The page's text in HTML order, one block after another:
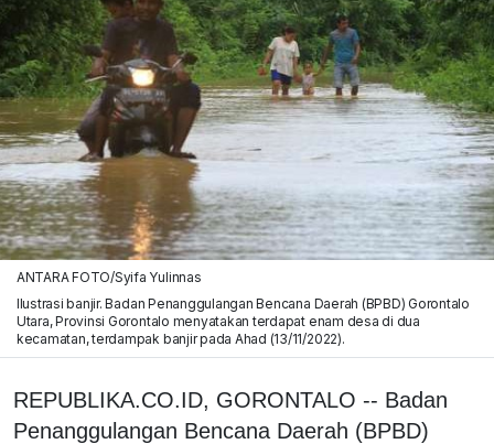
ANTARA FOTO/Syifa Yulinnas
Ilustrasi banjir. Badan Penanggulangan Bencana Daerah (BPBD) Gorontalo
Utara, Provinsi Gorontalo menyatakan terdapat enam desa di dua
kecamatan, terdampak banjir pada Ahad (13/11/2022).
REPUBLIKA.CO.ID, GORONTALO -- Badan
Penanggulangan Bencana Daerah (BPBD)